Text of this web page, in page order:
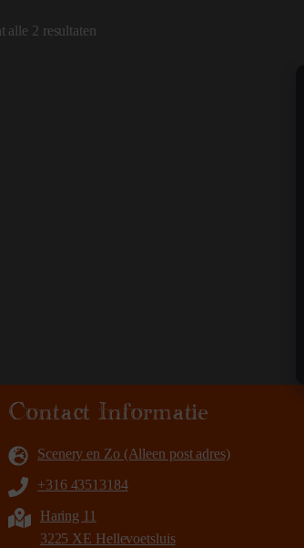
alle 2 resultaten
Contact Informatie
Scenery en Zo (Alleen post adres)
+316 43513184
Haring 11
3225 XE Hellevoetsluis